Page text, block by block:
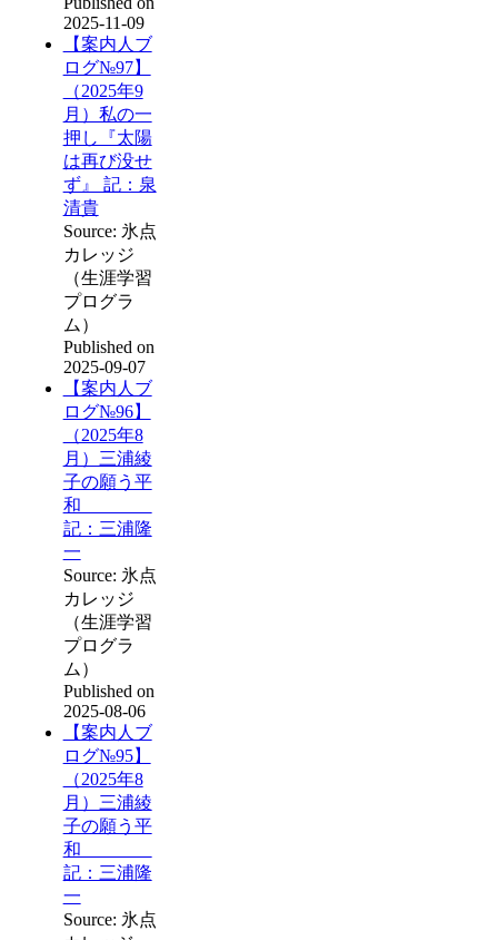
2025-11-09
【案内人ブ
ログ№97】
（2025年9
月）私の一
押し『太陽
は再び没せ
ず』 記：泉
清貴
Source: 氷点
カレッジ
（生涯学習
プログラ
ム）
Published on
2025-09-07
【案内人ブ
ログ№96】
（2025年8
月）三浦綾
子の願う平
和
記：三浦隆
一
Source: 氷点
カレッジ
（生涯学習
プログラ
ム）
Published on
2025-08-06
【案内人ブ
ログ№95】
（2025年8
月）三浦綾
子の願う平
和
記：三浦隆
一
Source: 氷点